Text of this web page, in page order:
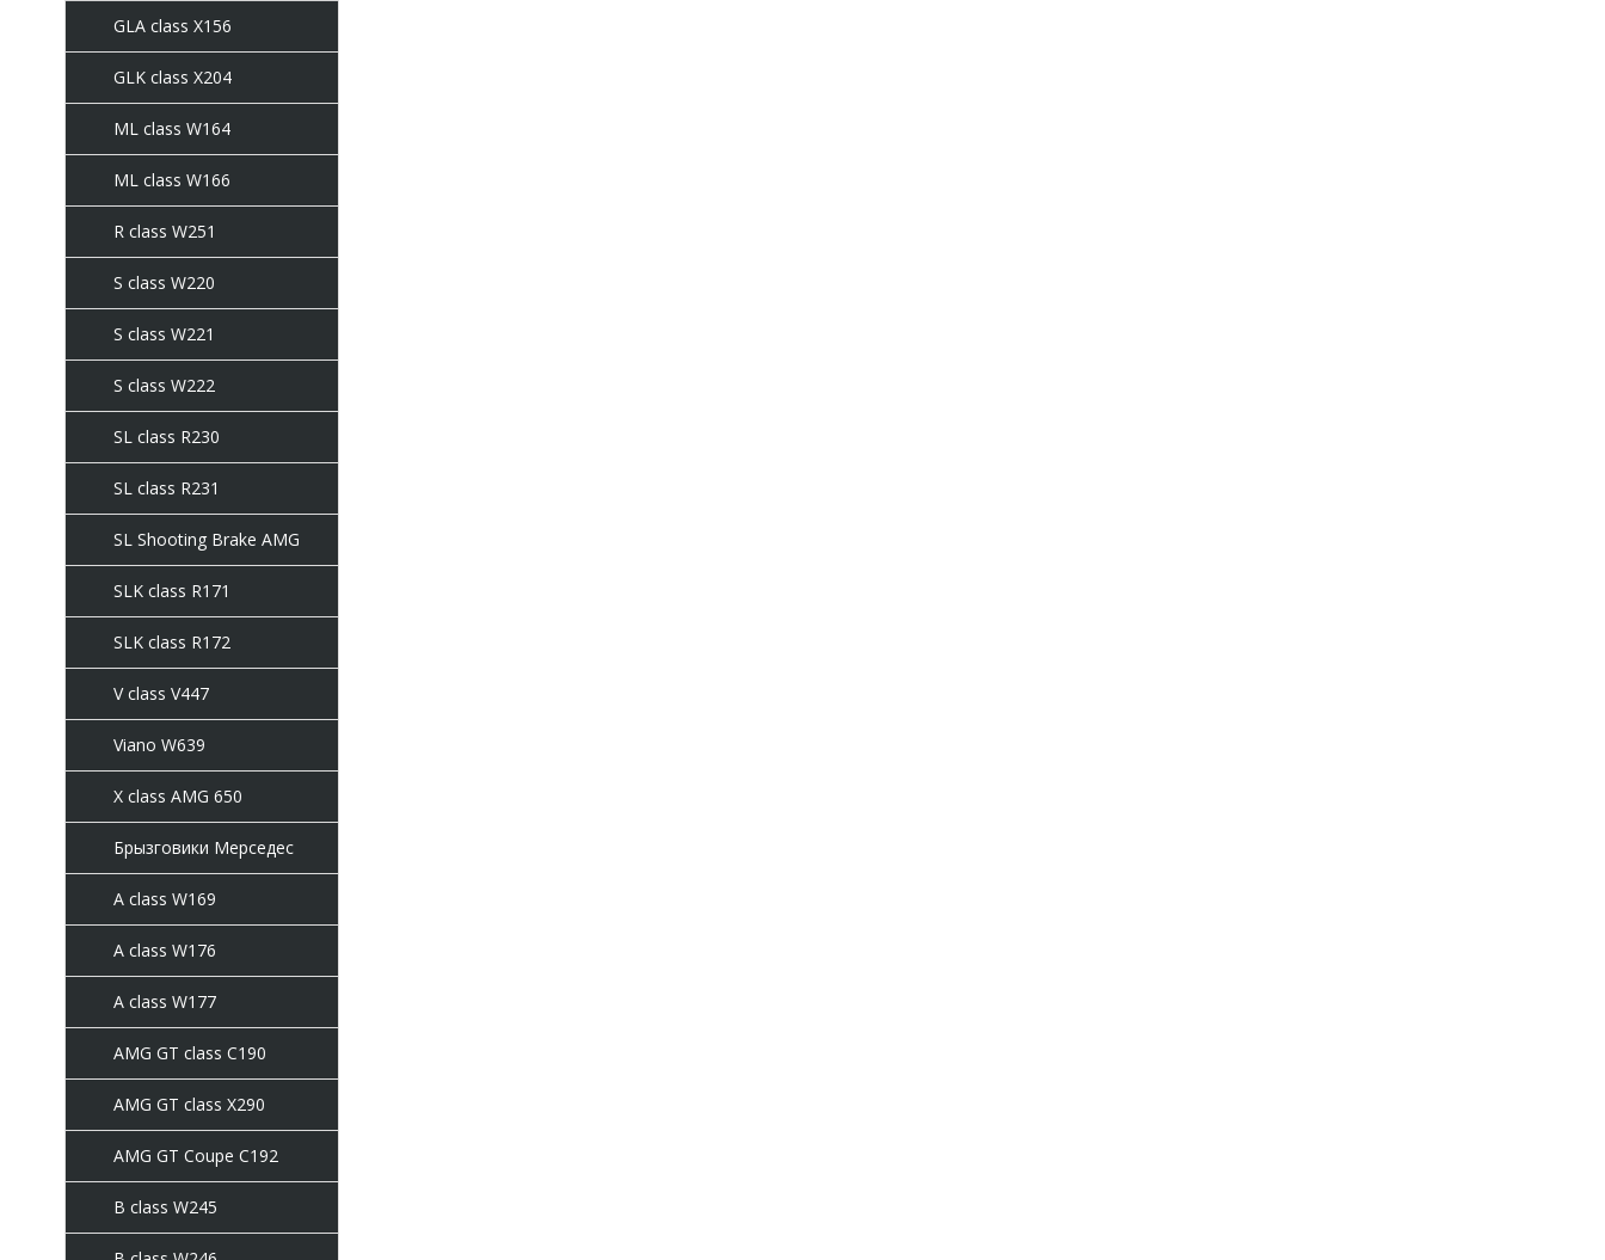
GLA class X156
GLK class X204
ML class W164
ML class W166
R class W251
S class W220
S class W221
S class W222
SL class R230
SL class R231
SL Shooting Brake AMG
SLK class R171
SLK class R172
V class V447
Viano W639
X class AMG 650
Брызговики Мерседес
A class W169
A class W176
A class W177
AMG GT class C190
AMG GT class X290
AMG GT Coupe C192
B class W245